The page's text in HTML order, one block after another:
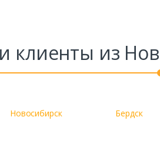
клиенты из
Новосибирск Бердск